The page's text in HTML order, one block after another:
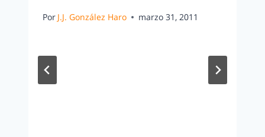
Por J.J. González Haro marzo 31, 2011